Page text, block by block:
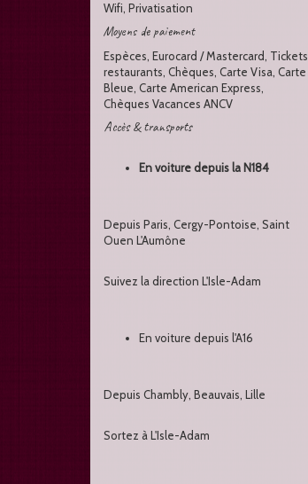
Wifi, Privatisation
Moyens de paiement
Espèces, Eurocard / Mastercard, Tickets
restaurants, Chèques, Carte Visa, Carte
Bleue, Carte American Express,
Chèques Vacances ANCV
Accès & transports
En voiture depuis la N184
Depuis Paris, Cergy-Pontoise, Saint
Ouen L'Aumône
Suivez la direction L'Isle-Adam
En voiture depuis l'A16
Depuis Chambly, Beauvais, Lille
Sortez à L'Isle-Adam